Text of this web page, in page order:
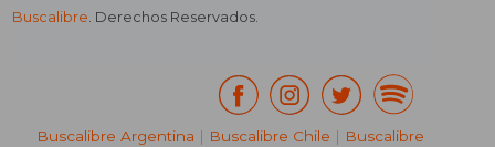
Buscalibre. Derechos Reservados.
Buscalibre Argentina | Buscalibre Chile | Buscalibre